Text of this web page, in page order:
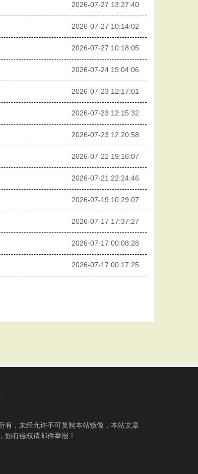
2026-07-27 13:27:40
2026-07-27 10:14:02
2026-07-27 10:18:05
2026-07-24 19:04:06
2026-07-23 12:17:01
2026-07-23 12:15:32
2026-07-23 12:20:58
2026-07-22 19:16:07
2026-07-21 22:24:46
2026-07-19 10:29:07
2026-07-17 17:37:27
2026-07-17 00:08:28
2026-07-17 00:17:25
有，未经允许不可复制本站镜像，本站文章
如有侵权请邮件举报！